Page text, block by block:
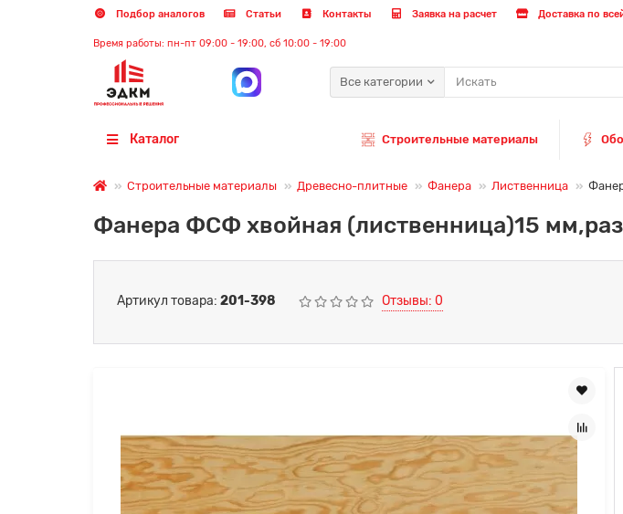
Подбор аналогов Статьи Контакты Заявка на расчет Доставка по
Время работы: пн-пт 09:00 - 19:00, сб 10:00 - 19:00
Все категории
Каталог Строительные материалы
Строительные материалы Древесно-плитные Фанера Лиственница
Фанера ФСФ хвойная (лиственница)15
Артикул товара: 201-398 Отзывы: 0